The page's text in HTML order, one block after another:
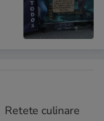
Retete culinare